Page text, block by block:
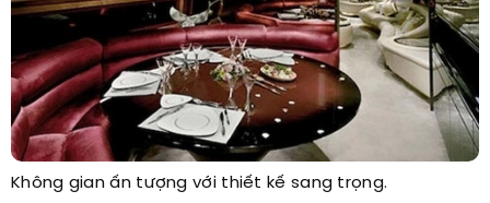
Không gian ấn tượng với thiết kế sang trọng.